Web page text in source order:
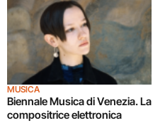
MUSICA
Biennale Musica di Venezia. La
compositrice elettronica